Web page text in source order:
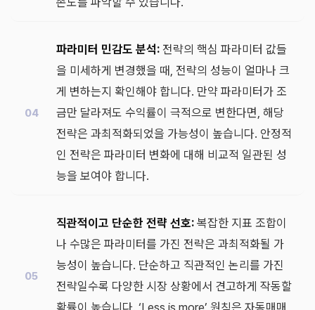
파라미터 민감도 분석: 전략의 핵심 파라미터 값들
을 미세하게 변경했을 때, 전략의 성능이 얼마나 크
게 변하는지 확인해야 합니다. 만약 파라미터가 조
금만 달라져도 수익률이 극적으로 변한다면, 해당
전략은 과최적화되었을 가능성이 높습니다. 안정적
인 전략은 파라미터 변화에 대해 비교적 일관된 성
능을 보여야 합니다.
직관적이고 단순한 전략 선호: 복잡한 지표 조합이
나 수많은 파라미터를 가진 전략은 과최적화될 가
능성이 높습니다. 단순하고 직관적인 논리를 가진
전략일수록 다양한 시장 상황에서 견고하게 작동할